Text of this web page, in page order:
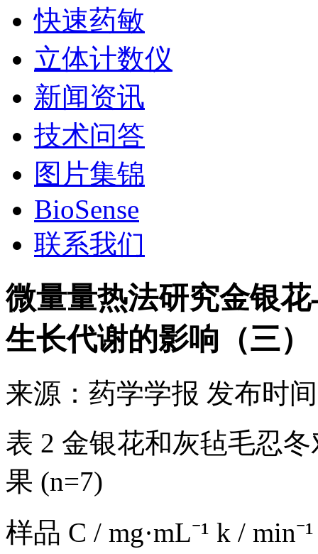
快速药敏
立体计数仪
新闻资讯
技术问答
图片集锦
BioSense
联系我们
微量量热法研究金银
生长代谢的影响（三）
来源： 药学学报 发布时
表 2 金银花和灰毡毛忍
果 (n=7)
样品 C / mg·mL⁻¹ k /